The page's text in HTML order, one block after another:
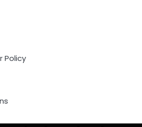
Policy